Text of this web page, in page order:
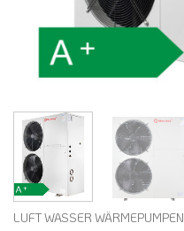
LUFT WASSER WÄRMEPUMPEN